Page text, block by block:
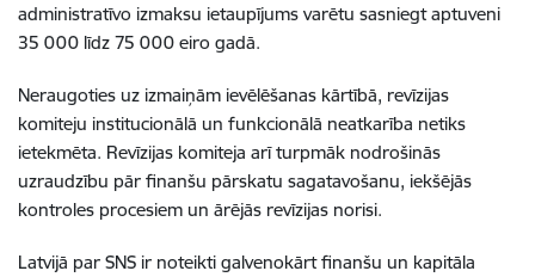
administratīvo izmaksu ietaupījums varētu sasniegt aptuveni
35 000 līdz 75 000 eiro gadā.
Neraugoties uz izmaiņām ievēlēšanas kārtībā, revīzijas
komiteju institucionālā un funkcionālā neatkarība netiks
ietekmēta. Revīzijas komiteja arī turpmāk nodrošinās
uzraudzību pār finanšu pārskatu sagatavošanu, iekšējās
kontroles procesiem un ārējās revīzijas norisi.
Latvijā par SNS ir noteikti galvenokārt finanšu un kapitāla